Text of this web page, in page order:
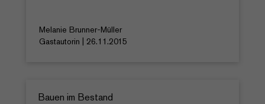
Melanie Brunner-Müller
Gastautorin | 26.11.2015
Bauen im Bestand